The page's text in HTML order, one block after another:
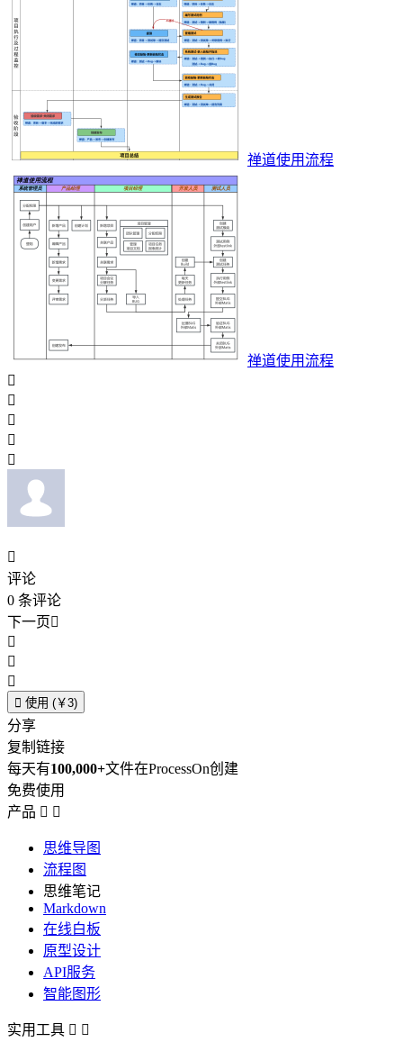
禅道使用流程
禅道使用流程






评论
0 条评论
下一页



 使用 (￥3)
分享
复制链接
每天有100,000+文件在ProcessOn创建
免费使用
产品  
思维导图
流程图
思维笔记
Markdown
在线白板
原型设计
API服务
智能图形
实用工具  